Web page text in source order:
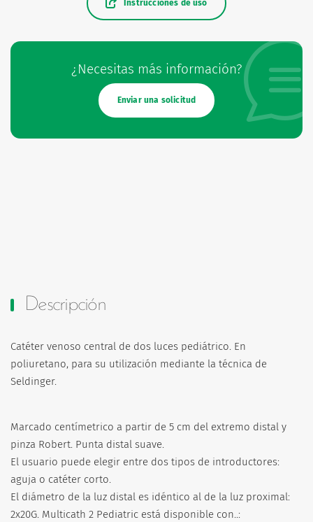
¿Necesitas más información?
Enviar una solicitud
Instrucciones de uso
Descripción
Catéter venoso central de dos luces pediátrico. En
poliuretano, para su utilización mediante la técnica de
Seldinger.
Marcado centímetrico a partir de 5 cm del extremo distal y
pinza Robert. Punta distal suave.
El usuario puede elegir entre dos tipos de introductores:
aguja o catéter corto.
El diámetro de la luz distal es idéntico al de la luz proximal:
2x20G. Multicath 2 Pediatric está disponible con..: